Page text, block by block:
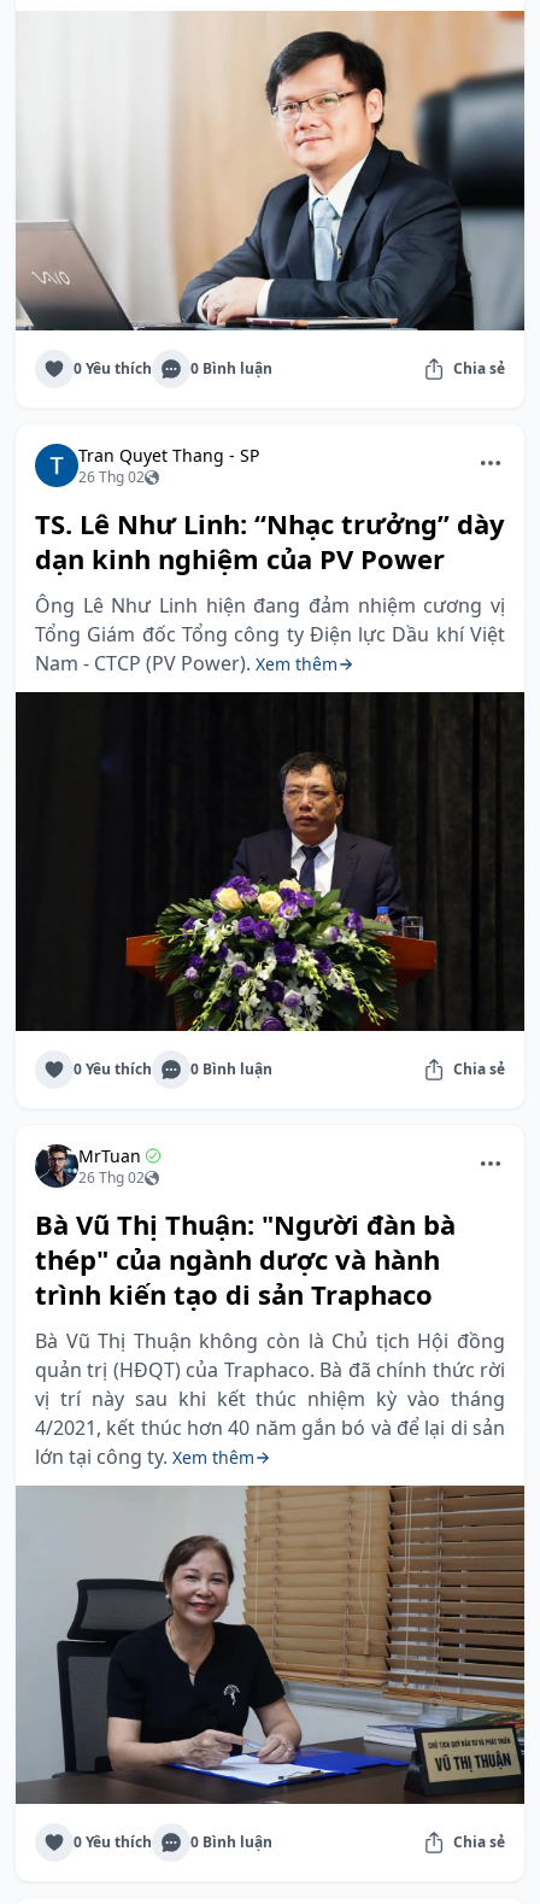
0 Yêu thích 0 Bình luận Chia sẻ
Tran Quyet Thang - SP
26 Thg 02
TS. Lê Như Linh: “Nhạc trưởng” dày
dạn kinh nghiệm của PV Power
Ông Lê Như Linh hiện đang đảm nhiệm cương vị
Tổng Giám đốc Tổng công ty Điện lực Dầu khí Việt
Nam - CTCP (PV Power). Xem thêm
0 Yêu thích 0 Bình luận Chia sẻ
MrTuan
26 Thg 02
Bà Vũ Thị Thuận: "Người đàn bà
thép" của ngành dược và hành
trình kiến tạo di sản Traphaco
Bà Vũ Thị Thuận không còn là Chủ tịch Hội đồng
quản trị (HĐQT) của Traphaco. Bà đã chính thức rời
vị trí này sau khi kết thúc nhiệm kỳ vào tháng
4/2021, kết thúc hơn 40 năm gắn bó và để lại di sản
lớn tại công ty. Xem thêm
0 Yêu thích 0 Bình luận Chia sẻ